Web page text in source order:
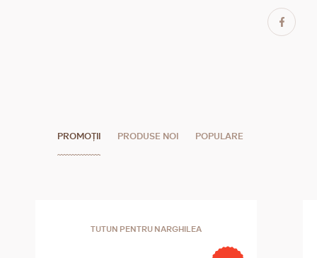
PROMOȚII PRODUSE NOI POPULARE
TUTUN PENTRU NARGHILEA